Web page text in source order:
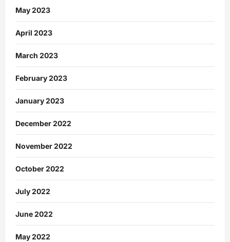
May 2023
April 2023
March 2023
February 2023
January 2023
December 2022
November 2022
October 2022
July 2022
June 2022
May 2022